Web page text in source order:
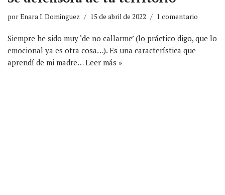
porEnara I. Dominguez 15 de abril de 2022 1 comentario
Siempre he sido muy ‘de no callarme’ (lo práctico digo, que lo
emocional ya es otra cosa…). Es una característica que
aprendí de mi madre…Leer más »